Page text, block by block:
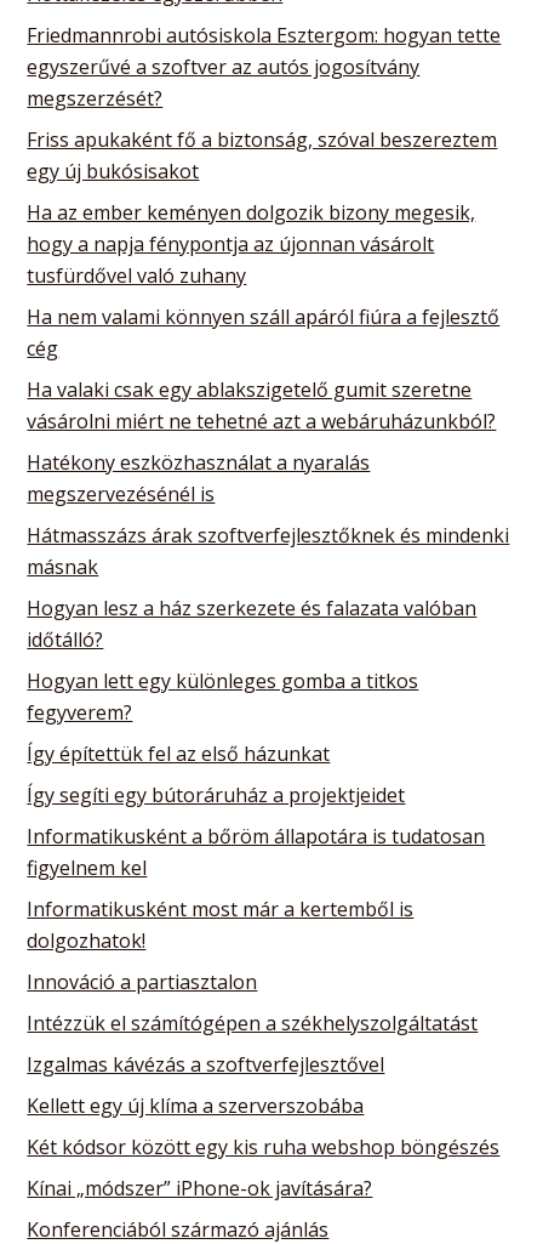
Friedmannrobi autósiskola Esztergom: hogyan tette
egyszerűvé a szoftver az autós jogosítvány
megszerzését?
Friss apukaként fő a biztonság, szóval beszereztem
egy új bukósisakot
Ha az ember keményen dolgozik bizony megesik,
hogy a napja fénypontja az újonnan vásárolt
tusfürdővel való zuhany
Ha nem valami könnyen száll apáról fiúra a fejlesztő
cég
Ha valaki csak egy ablakszigetelő gumit szeretne
vásárolni miért ne tehetné azt a webáruházunkból?
Hatékony eszközhasználat a nyaralás
megszervezésénél is
Hátmasszázs árak szoftverfejlesztőknek és mindenki
másnak
Hogyan lesz a ház szerkezete és falazata valóban
időtálló?
Hogyan lett egy különleges gomba a titkos
fegyverem?
Így építettük fel az első házunkat
Így segíti egy bútoráruház a projektjeidet
Informatikusként a bőröm állapotára is tudatosan
figyelnem kel
Informatikusként most már a kertemből is
dolgozhatok!
Innováció a partiasztalon
Intézzük el számítógépen a székhelyszolgáltatást
Izgalmas kávézás a szoftverfejlesztővel
Kellett egy új klíma a szerverszobába
Két kódsor között egy kis ruha webshop böngészés
Kínai „módszer” iPhone-ok javítására?
Konferenciából származó ajánlás